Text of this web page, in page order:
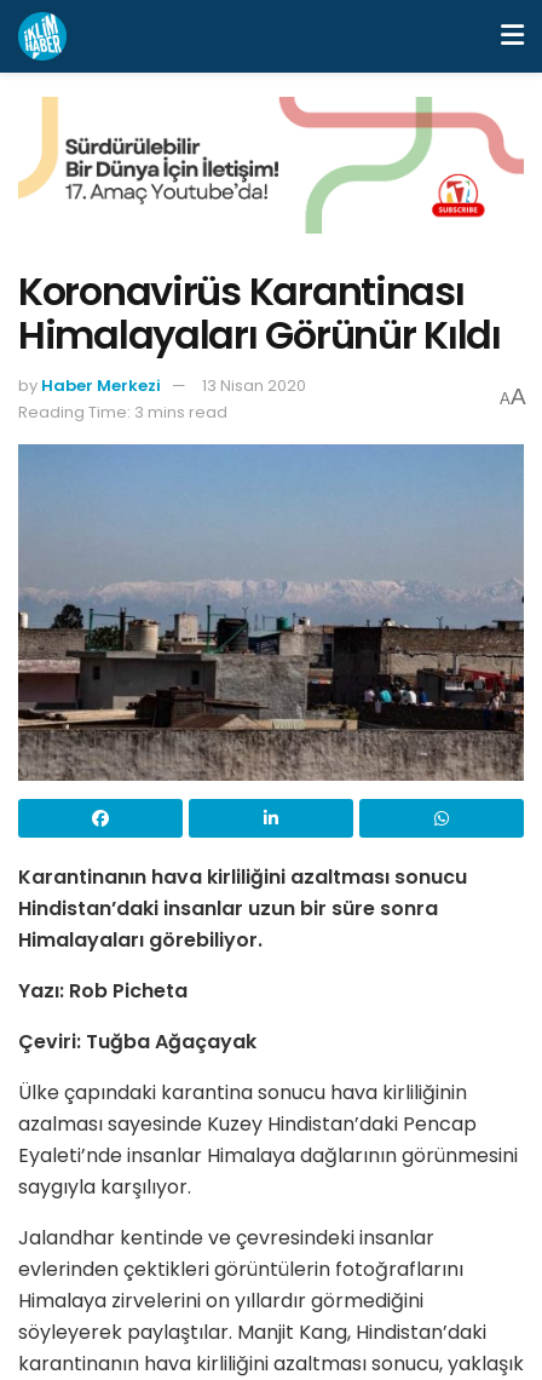
Koronavirüs Karantinası
Himalayaları Görünür Kıldı
by Haber Merkezi
13 Nisan 2020
Reading Time: 3 mins read
AA
Karantinanın hava kirliliğini azaltması sonucu
Hindistan’daki insanlar uzun bir süre sonra
Himalayaları görebiliyor.
Yazı: Rob Picheta
Çeviri: Tuğba Ağaçayak
Ülke çapındaki karantina sonucu hava kirliliğinin
azalması sayesinde Kuzey Hindistan’daki Pencap
Eyaleti’nde insanlar Himalaya dağlarının görünmesini
saygıyla karşılıyor.
Jalandhar kentinde ve çevresindeki insanlar
evlerinden çektikleri görüntülerin fotoğraflarını
Himalaya zirvelerini on yıllardır görmediğini
söyleyerek paylaştılar. Manjit Kang, Hindistan’daki
karantinanın hava kirliliğini azaltması sonucu, yaklaşık